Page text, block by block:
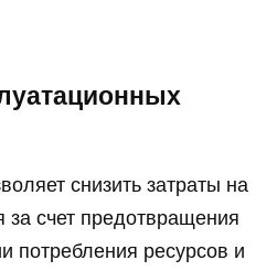
снизить затраты на
за счет предотвращения
потребления ресурсов и